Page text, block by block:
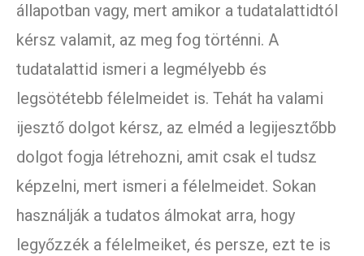
állapotban vagy, mert amikor a tudatalattidtól
kérsz valamit, az meg fog történni. A
tudatalattid ismeri a legmélyebb és
legsötétebb félelmeidet is. Tehát ha valami
ijesztő dolgot kérsz, az elméd a legijesztőbb
dolgot fogja létrehozni, amit csak el tudsz
képzelni, mert ismeri a félelmeidet. Sokan
használják a tudatos álmokat arra, hogy
legyőzzék a félelmeiket, és persze, ezt te is